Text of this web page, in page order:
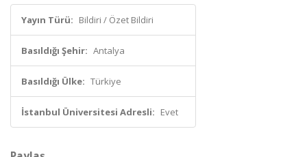
Yayın Türü: Bildiri / Özet Bildiri
Basıldığı Şehir: Antalya
Basıldığı Ülke: Türkiye
İstanbul Üniversitesi Adresli: Evet